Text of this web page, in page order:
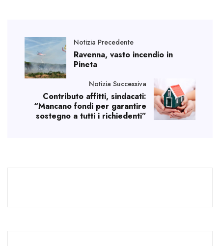
Notizia Precedente
Ravenna, vasto incendio in
Pineta
Notizia Successiva
Contributo affitti, sindacati:
“Mancano fondi per garantire
sostegno a tutti i richiedenti”